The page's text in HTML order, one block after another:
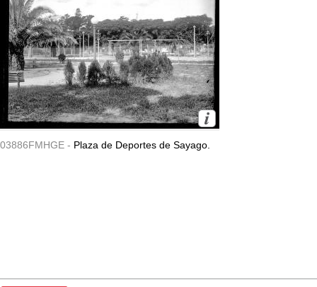
03886FMHGE - Plaza de Deportes de Sayago.